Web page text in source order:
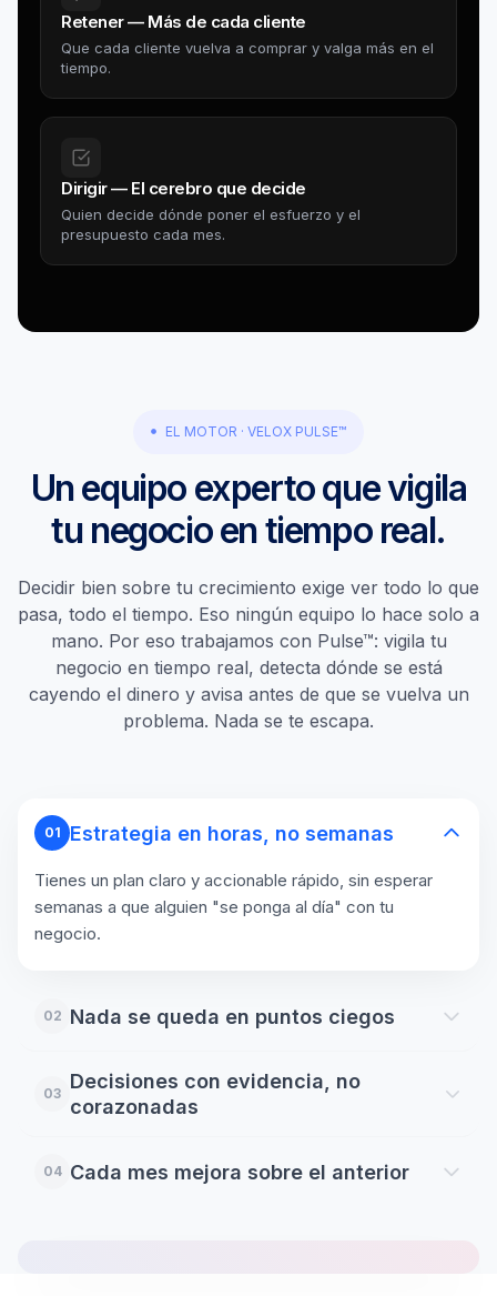
Retener — Más de cada cliente
Que cada cliente vuelva a comprar y valga más en el
tiempo.
Dirigir — El cerebro que decide
Quien decide dónde poner el esfuerzo y el
presupuesto cada mes.
EL MOTOR · VELOX PULSE™
Un equipo experto que vigila
tu negocio en tiempo real.
Decidir bien sobre tu crecimiento exige ver todo lo que
pasa, todo el tiempo. Eso ningún equipo lo hace solo a
mano. Por eso trabajamos con Pulse™: vigila tu
negocio en tiempo real, detecta dónde se está
cayendo el dinero y avisa antes de que se vuelva un
problema. Nada se te escapa.
DECISIÓN
01 Estrategia en horas, no semanas
Tienes un plan claro y accionable rápido, sin esperar
semanas a que alguien "se ponga al día" con tu
negocio.
02 Nada se queda en puntos ciegos
03
Decisiones con evidencia, no
corazonadas
04 Cada mes mejora sobre el anterior